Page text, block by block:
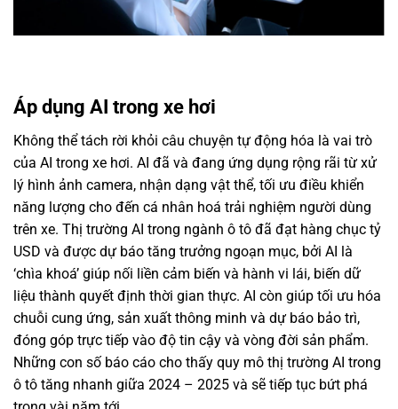
Áp dụng AI trong xe hơi
Không thể tách rời khỏi câu chuyện tự động hóa là vai trò
của AI trong xe hơi. AI đã và đang ứng dụng rộng rãi từ xử
lý hình ảnh camera, nhận dạng vật thể, tối ưu điều khiển
năng lượng cho đến cá nhân hoá trải nghiệm người dùng
trên xe. Thị trường AI trong ngành ô tô đã đạt hàng chục tỷ
USD và được dự báo tăng trưởng ngoạn mục, bởi AI là
‘chìa khoá’ giúp nối liền cảm biến và hành vi lái, biến dữ
liệu thành quyết định thời gian thực. AI còn giúp tối ưu hóa
chuỗi cung ứng, sản xuất thông minh và dự báo bảo trì,
đóng góp trực tiếp vào độ tin cậy và vòng đời sản phẩm.
Những con số báo cáo cho thấy quy mô thị trường AI trong
ô tô tăng nhanh giữa 2024 – 2025 và sẽ tiếp tục bứt phá